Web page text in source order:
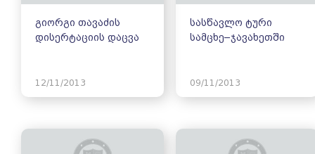
გიორგი თავაძის
დისერტაციის დაცვა
12/11/2013
სასწავლო ტური
სამცხე–ჯავახეთში
09/11/2013